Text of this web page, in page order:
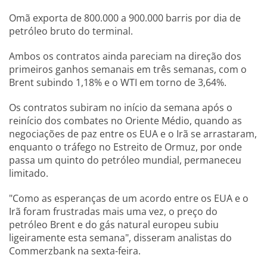
Omã exporta de 800.000 a 900.000 barris por dia de
petróleo bruto do terminal.
Ambos os contratos ainda pareciam na direção dos
primeiros ganhos semanais em três semanas, com o
Brent subindo 1,18% e o WTI em torno de 3,64%.
Os contratos subiram no início da semana após o
reinício dos combates no Oriente Médio, quando as
negociações de paz entre os EUA e o Irã se arrastaram,
enquanto o tráfego no Estreito de Ormuz, por onde
passa um quinto do petróleo mundial, permaneceu
limitado.
"Como as esperanças de um acordo entre os EUA e o
Irã foram frustradas mais uma vez, o preço do
petróleo Brent e do gás natural europeu subiu
ligeiramente esta semana", disseram analistas do
Commerzbank na sexta-feira.